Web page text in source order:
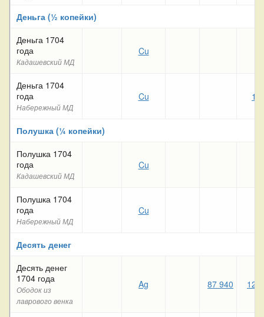
Деньга (½ копейки)
Деньга 1704
года
Кадашевский МД
Cu
Деньга 1704
года
Набережный МД
Cu 11
Полушка (¼ копейки)
Полушка 1704
года
Кадашевский МД
Cu
Полушка 1704
года
Набережный МД
Cu
Десять денег
Десять денег
1704 года
Ободок из
лаврового венка
Ag 87 940 122